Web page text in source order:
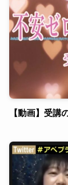
【動画】受講